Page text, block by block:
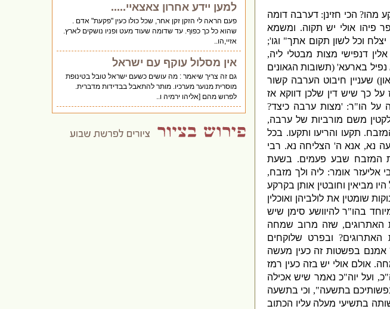
מהו? הכי חזינן:דערבה דומה
פיהו אולי יש תקוה. ומשמא
יצלח וכל לשון תקום אתך" וגו';
דנפישי מצות מבטלי ליה,
נפיל בארעא' (תשובות הגאונים
) שעניין חיבוט הערבה קשור
כך שיש דין שלכן דווקא אז
על הו"ר: 'מצות ערבה כיצד?
משם מורביות של ערבה,
. תקעו והריעו ותקעו. בכל
נא, אנא ה' הצליחה נא. רבי
המזבח שבע פעמים. בשעת
אליעזר אומר: ליה ולך מזבח,
מביאין וחובטין אותן בקרקע
שומטין את לולביהן ואוכלין
בהו"ר להיוושע סימן שיש
האתרוגים, שזה מרוב שמחה
האתרוגים? ובפרט שלוקחים
אמנם בפשטות זה כעין מעשה
.אולם אולי יש בזה כעין רמז
"כ, ועל יוה"כ נאמר שיש אכילה
בתשעה", וכי בתשעה
בתשיעי מעלה עליו הכתוב
למען יידע אחרון צאצאיי.....
פעם הראה לי הזקן זקן אחר, שכל כולו כעין "פקעת" אדם .
שהוא כל כך כפוף. עד שדומה שעוד מעט ופניו נושקים לארץ.
אזיי,הו..
אין מסלול עוקף עם ישראל
גם זה צריך שיאמר : מה עושים כשעם ישראל טובל בטינופת
מוסרית מנוער מערכיו. מותר להתאבל בבדידות מדברית.
לפרוש מהם [אליהו ירמיה ו..